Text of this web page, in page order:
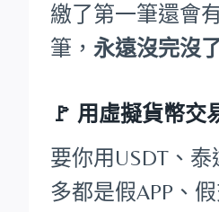
繳了第一筆還會
筆， 永遠沒完沒
🚩 用虛擬貨幣交
要你用USDT、
多都是假APP、